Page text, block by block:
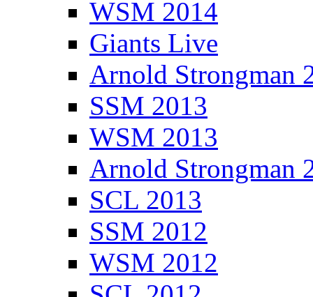
WSM 2014
Giants Live
Arnold Strongman
SSM 2013
WSM 2013
Arnold Strongman
SCL 2013
SSM 2012
WSM 2012